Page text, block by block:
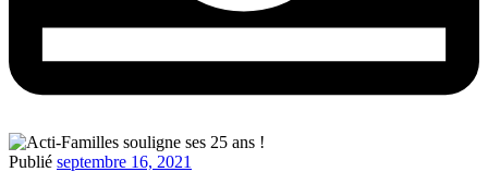
Publié septembre 16, 2021